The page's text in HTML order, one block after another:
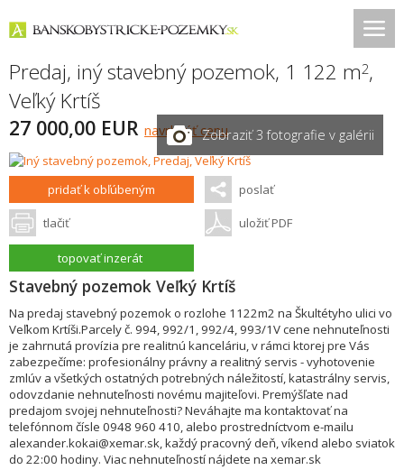
Predaj, iný stavebný pozemok, 1 122 m2,
Veľký Krtíš
27 000,00 EUR navrhnúť cenuZobraziť 3 fotografie v galérii
pridať k obľúbeným poslať
tlačiť uložiť PDF
topovať inzerát
Stavebný pozemok Veľký Krtíš
Na predaj stavebný pozemok o rozlohe 1122m2 na Škultétyho ulici vo
Veľkom Krtíši.Parcely č. 994, 992/1, 992/4, 993/1V cene nehnuteľnosti
je zahrnutá provízia pre realitnú kanceláriu, v rámci ktorej pre Vás
zabezpečíme: profesionálny právny a realitný servis - vyhotovenie
zmlúv a všetkých ostatných potrebných náležitostí, katastrálny servis,
odovzdanie nehnuteľnosti novému majiteľovi. Premýšľate nad
predajom svojej nehnuteľnosti? Neváhajte ma kontaktovať na
telefónnom čísle 0948 960 410, alebo prostredníctvom e-mailu
alexander.kokai@xemar.sk, každý pracovný deň, víkend alebo sviatok
do 22:00 hodiny. Viac nehnuteľností nájdete na xemar.sk